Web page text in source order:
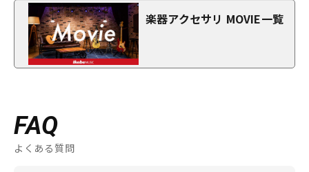
楽器アクセサリ MOVIE一覧
FAQ
よくある質問